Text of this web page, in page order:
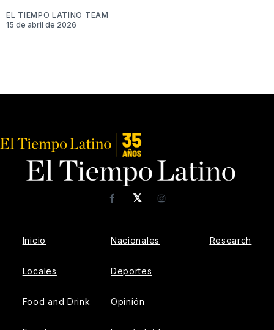
EL TIEMPO LATINO TEAM
15 de abril de 2026
𝕏
FacebookInstagram
Inicio
Locales
Food and Drink
Nacionales
Deportes
Opinión
Research